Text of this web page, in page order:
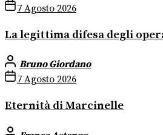
7 Agosto 2026
La legittima difesa degli
Bruno Giordano
7 Agosto 2026
Eternità di Marcinelle